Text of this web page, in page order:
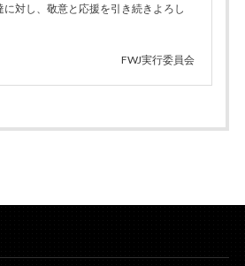
に対し、敬意と応援を引き続きよろし
FWJ実行委員会